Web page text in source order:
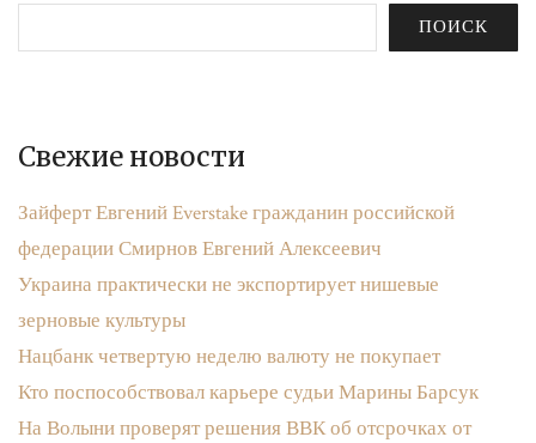
ПОИСК
Свежие новости
Зайферт Евгений Everstake гражданин российской
федерации Смирнов Евгений Алексеевич
Украина практически не экспортирует нишевые
зерновые культуры
Нацбанк четвертую неделю валюту не покупает
Кто поспособствовал карьере судьи Марины Барсук
На Волыни проверят решения ВВК об отсрочках от